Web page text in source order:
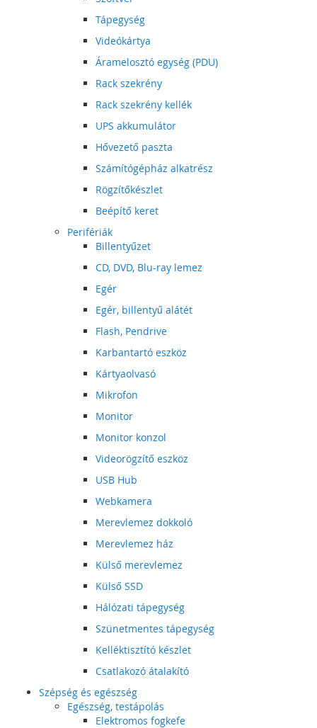
Tápegység
Videókártya
Áramelosztó egység (PDU)
Rack szekrény
Rack szekrény kellék
UPS akkumulátor
Hővezető paszta
Számítógépház alkatrész
Rögzítőkészlet
Beépítő keret
Perifériák
Billentyűzet
CD, DVD, Blu-ray lemez
Egér
Egér, billentyű alátét
Flash, Pendrive
Karbantartó eszköz
Kártyaolvasó
Mikrofon
Monitor
Monitor konzol
Videorögzítő eszköz
USB Hub
Webkamera
Merevlemez dokkoló
Merevlemez ház
Külső merevlemez
Külső SSD
Hálózati tápegység
Szünetmentes tápegység
Kelléktisztító készlet
Csatlakozó átalakító
Szépség és egészség
Egészség, testápolás
Elektromos fogkefe